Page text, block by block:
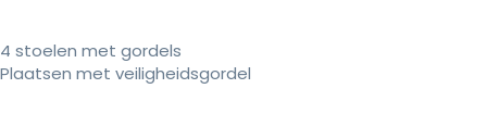
4 stoelen met gordels
Plaatsen met veiligheidsgordel